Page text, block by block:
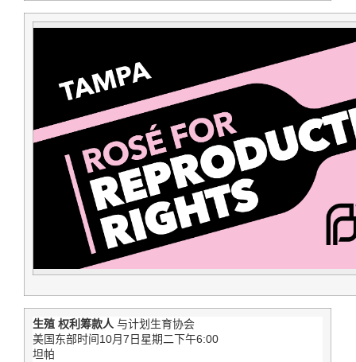
生殖 权利筹款人 与计划生育协会
美国东部时间10月7日星期二下午6:00
坦帕